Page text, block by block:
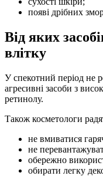
появі дрібних
Від яких
влітку
У спекотний період не
агресивні засоби з
ретинолу.
Також косметологи
не вмиватися
не
обережно
обирати легку